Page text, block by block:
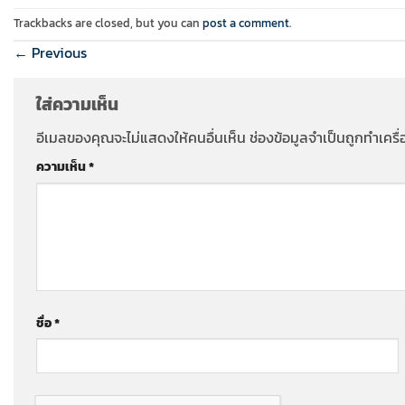
Trackbacks are closed, but you can post a comment.
← Previous
ใส่ความเห็น
อีเมลของคุณจะไม่แสดงให้คนอื่นเห็น ช่องข้อมูลจำเป็นถูกทำเค
ความเห็น*
ชื่อ*